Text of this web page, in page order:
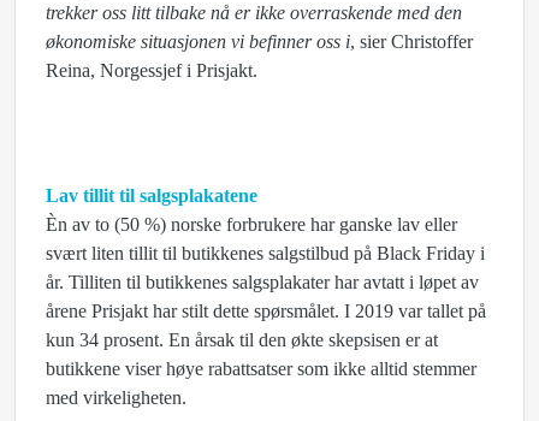
trekker oss litt tilbake nå er ikke overraskende med den
økonomiske situasjonen vi befinner oss i, sier Christoffer
Reina, Norgessjef i Prisjakt.
Lav tillit til salgsplakatene
Èn av to (50 %) norske forbrukere har ganske lav eller
svært liten tillit til butikkenes salgstilbud på Black Friday i
år. Tilliten til butikkenes salgsplakater har avtatt i løpet av
årene Prisjakt har stilt dette spørsmålet. I 2019 var tallet på
kun 34 prosent. En årsak til den økte skepsisen er at
butikkene viser høye rabattsatser som ikke alltid stemmer
med virkeligheten.